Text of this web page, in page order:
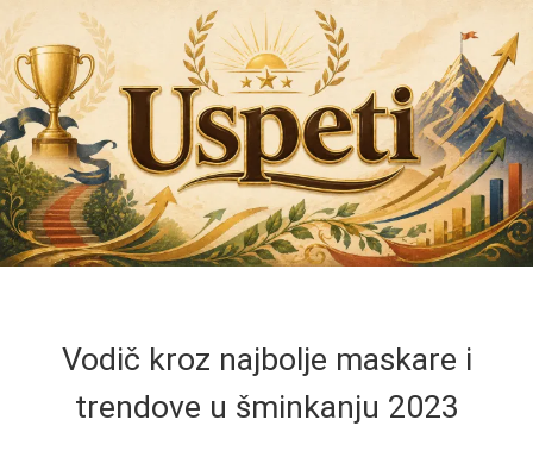
Vodič kroz najbolje maskare i
trendove u šminkanju 2023